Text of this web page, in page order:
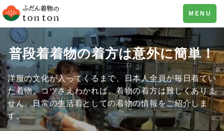
Toggle
navigation
MENU
普段着着物の着方は意外に簡単！
洋服の文化が入ってくるまで、日本人全員が毎日着てい
た着物。コツさえわかれば、着物の着方は難しくありま
せん。日常の生活着としての着物の情報をご紹介しま
す。